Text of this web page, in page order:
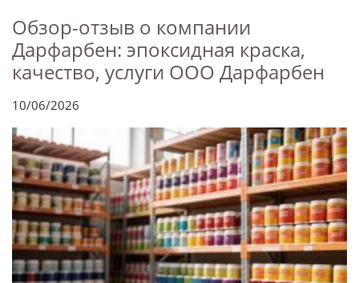
Обзор-отзыв о компании
Дарфарбен: эпоксидная краска,
качество, услуги ООО Дарфарбен
10/06/2026